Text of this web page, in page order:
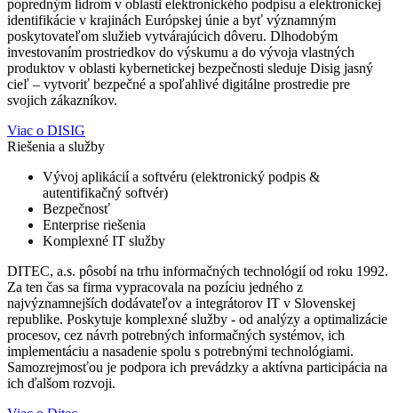
popredným lídrom v oblasti elektronického podpisu a elektronickej
identifikácie v krajinách Európskej únie a byť významným
poskytovateľom služieb vytvárajúcich dôveru. Dlhodobým
investovaním prostriedkov do výskumu a do vývoja vlastných
produktov v oblasti kybernetickej bezpečnosti sleduje Disig jasný
cieľ – vytvoriť bezpečné a spoľahlivé digitálne prostredie pre
svojich zákazníkov.
Viac o DISIG
Riešenia a služby
Vývoj aplikácií a softvéru (elektronický podpis &
autentifikačný softvér)
Bezpečnosť
Enterprise riešenia
Komplexné IT služby
DITEC, a.s. pôsobí na trhu informačných technológií od roku 1992.
Za ten čas sa firma vypracovala na pozíciu jedného z
najvýznamnejších dodávateľov a integrátorov IT v Slovenskej
republike. Poskytuje komplexné služby - od analýzy a optimalizácie
procesov, cez návrh potrebných informačných systémov, ich
implementáciu a nasadenie spolu s potrebnými technológiami.
Samozrejmosťou je podpora ich prevádzky a aktívna participácia na
ich ďalšom rozvoji.